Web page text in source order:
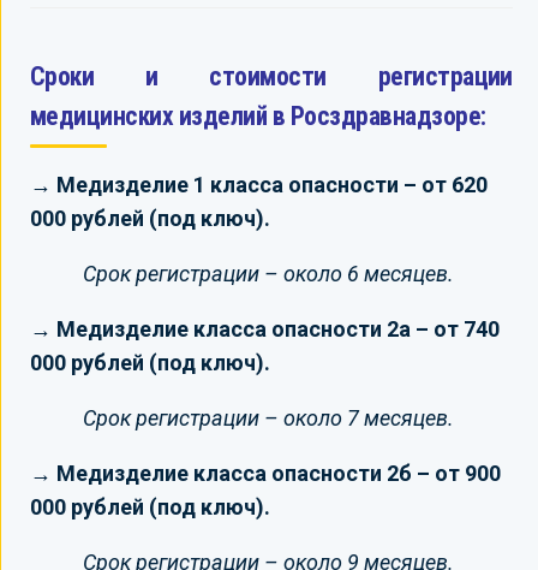
Сроки и стоимости регистрации
медицинских изделий в Росздравнадзоре:
→ Медизделие 1 класса опасности – от 620
000 рублей (под ключ).
Срок регистрации – около 6 месяцев.
→ Медизделие класса опасности 2а – от 740
000 рублей (под ключ).
Срок регистрации – около 7 месяцев.
→ Медизделие класса опасности 2б – от 900
000 рублей (под ключ).
Срок регистрации – около 9 месяцев.